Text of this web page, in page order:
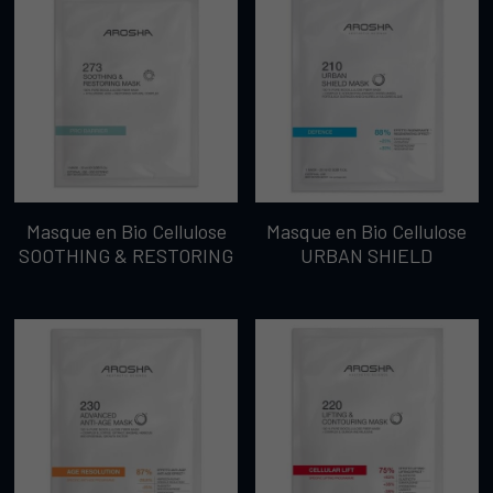
Masque en Bio Cellulose
SOOTHING & RESTORING
Masque en Bio Cellulose
URBAN SHIELD